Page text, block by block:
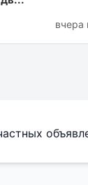
вчера